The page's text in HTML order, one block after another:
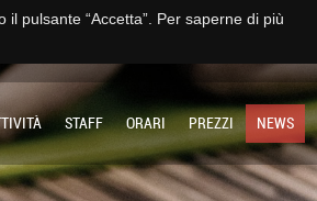
STAFF ORARI PREZZI NEWS
pulsante “Accetta”. Per saperne di più